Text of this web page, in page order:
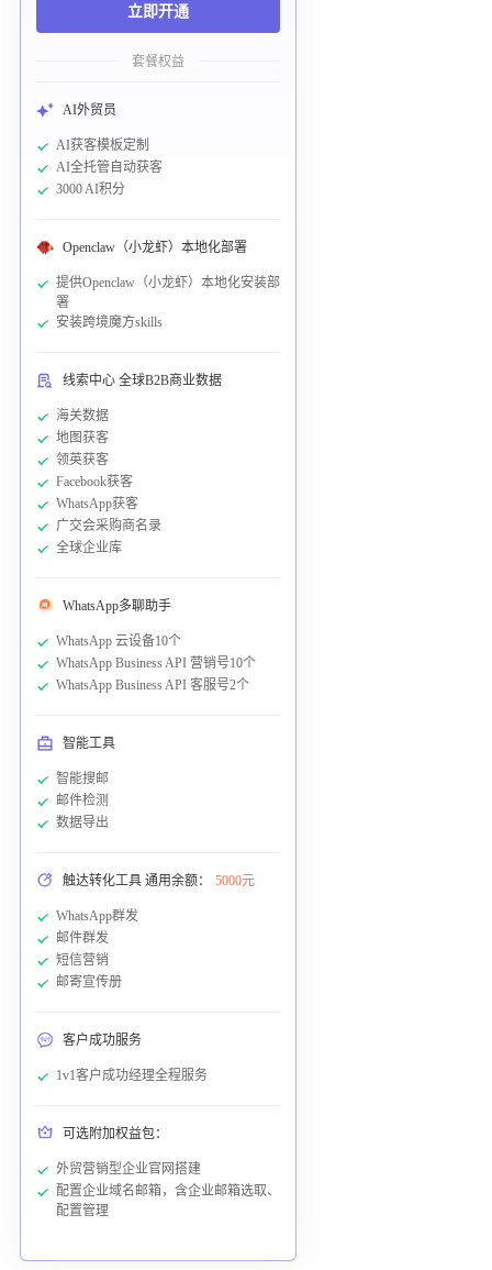
立即开通
套餐权益
AI外贸员
AI获客模板定制
AI全托管自动获客
3000 AI积分
Openclaw（小龙虾）本地化部署
提供Openclaw（小龙虾）本地化安装部
署
安装跨境魔方skills
线索中心 全球B2B商业数据
海关数据
地图获客
领英获客
Facebook获客
WhatsApp获客
广交会采购商名录
全球企业库
WhatsApp多聊助手
WhatsApp 云设备10个
WhatsApp Business API 营销号10个
WhatsApp Business API 客服号2个
智能工具
智能搜邮
邮件检测
数据导出
触达转化工具 通用余额： 5000元
WhatsApp群发
邮件群发
短信营销
邮寄宣传册
客户成功服务
1v1客户成功经理全程服务
可选附加权益包：
外贸营销型企业官网搭建
配置企业域名邮箱，含企业邮箱选取、
配置管理